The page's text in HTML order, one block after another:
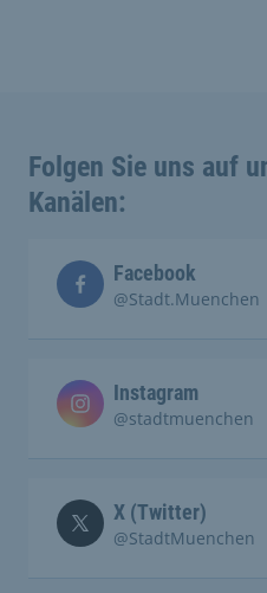
Folgen Sie uns auf
Kanälen:
Facebook
@Stadt.Muenchen
Instagram
@stadtmuenchen
X (Twitter)
@StadtMuenchen